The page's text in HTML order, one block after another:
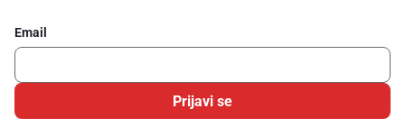
Email
Prijavi se